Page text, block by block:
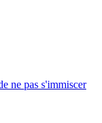
ne pas s'immiscer